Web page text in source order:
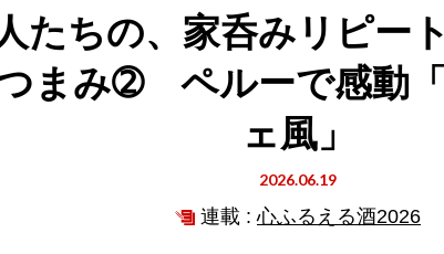
たちの、家呑みリピー
まみ➁ ペルーで感動
ェ風」
2026.06.19
連載 :心ふるえる酒2026